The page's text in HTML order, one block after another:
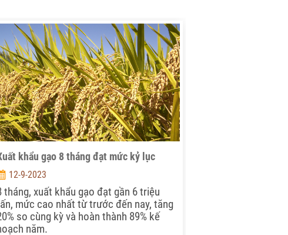
khẩu gạo 8 tháng đạt mức kỷ lục
12-9-2023
tháng, xuất khẩu gạo đạt gần 6 triệu
mức cao nhất từ trước đến nay, tăng
so cùng kỳ và hoàn thành 89% kế
năm.